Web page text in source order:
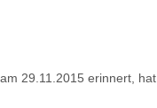
29.11.2015 erinnert, hat